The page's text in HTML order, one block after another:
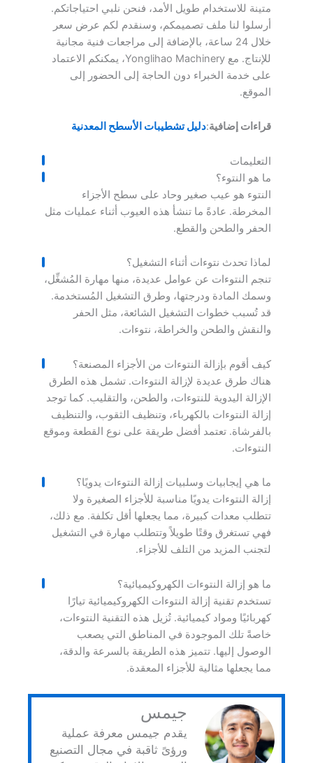
متينة للاستخدام طويل الأمد، فنحن نلبي احتياجاتكم.
أرسلوا لنا ملف تصميمكم، وسنقدم لكم عرض سعر
خلال 24 ساعة، بالإضافة إلى مراجعات فنية مجانية
للإنتاج. مع Yonglihao Machinery، يمكنكم الاعتماد
على خدمة الخبراء دون الحاجة إلى الحضور إلى
الموقع.
قراءات إضافية:دليل تشطيبات الأسطح المعدنية
التعليمات
ما هو النتوء؟
النتوء هو عيب صغير وحاد على سطح الأجزاء
المخرطة. عادةً ما تنشأ هذه العيوب أثناء عمليات مثل
الحفر والطحن والقطع.
لماذا تحدث نتوءات أثناء التشغيل؟
تنجم النتوءات عن عوامل عديدة، منها مهارة المُشغِّل،
وسمك المادة ودرجتها، وطرق التشغيل المُستخدمة.
قد تُسبب خطوات التشغيل الشائعة، مثل الحفر
والنقش والطحن والخراطة، نتوءات.
كيف أقوم بإزالة النتوءات من الأجزاء المصنعة؟
هناك طرق عديدة لإزالة النتوءات. تشمل هذه الطرق
الإزالة اليدوية للنتوءات، والطحن، والتقليب. كما توجد
إزالة النتوءات بالكهرباء، وتنظيف الثقوب، والتنظيف
بالفرشاة. تعتمد أفضل طريقة على نوع القطعة وموقع
النتوءات.
ما هي إيجابيات وسلبيات إزالة النتوءات يدويًا؟
إزالة النتوءات يدويًا مناسبة للأجزاء الصغيرة ولا
تتطلب معدات كبيرة، مما يجعلها أقل تكلفة. مع ذلك،
فهي تستغرق وقتًا طويلاً وتتطلب مهارة في التشغيل
لتجنب المزيد من التلف للأجزاء.
ما هو إزالة النتوءات الكهروكيميائية؟
تستخدم تقنية إزالة النتوءات الكهروكيميائية تيارًا
كهربائيًا ومواد كيميائية. تُزيل هذه التقنية النتوءات،
خاصةً تلك الموجودة في المناطق التي يصعب
الوصول إليها. تتميز هذه الطريقة بالسرعة والدقة،
مما يجعلها مثالية للأجزاء المعقدة.
جيمس
يقدم جيمس معرفة عملية
ورؤىً ثاقبة في مجال التصنيع